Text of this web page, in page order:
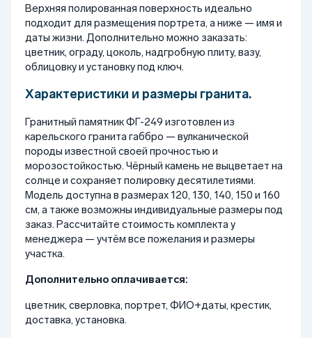
Верхняя полированная поверхность идеально
подходит для размещения портрета, а ниже — имя и
даты жизни. Дополнительно можно заказать:
цветник, ограду, цоколь, надгробную плиту, вазу,
облицовку и установку под ключ.
Характеристики и размеры гранита.
Гранитный памятник ФГ-249 изготовлен из
карельского гранита габбро — вулканической
породы известной своей прочностью и
морозостойкостью. Чёрный камень не выцветает на
солнце и сохраняет полировку десятилетиями.
Модель доступна в размерах 120, 130, 140, 150 и 160
см, а также возможны индивидуальные размеры под
заказ. Рассчитайте стоимость комплекта у
менеджера — учтём все пожелания и размеры
участка.
Дополнительно оплачивается:
цветник, сверловка, портрет, ФИО+даты, крестик,
доставка, установка.